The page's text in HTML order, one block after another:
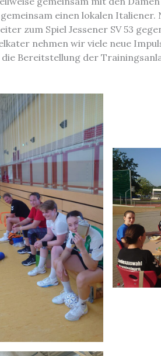
einen lokalen
zum Spiel Jessener SV 53
nehmen wir viele neue
Bereitstellung der